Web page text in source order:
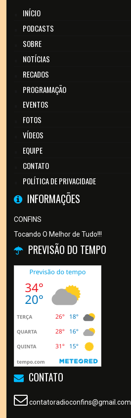
INÍCIO
PODCASTS
SOBRE
NOTÍCIAS
RECADOS
PROGRAMAÇÃO
EVENTOS
FOTOS
VÍDEOS
EQUIPE
CONTATO
POLÍTICA DE PRIVACIDADE
INFORMAÇÕES
CONFINS
Tocando O Melhor de Tudo!!!
PREVISÃO DO TEMPO
CONTATO
contatoradioconfins@gmail.com